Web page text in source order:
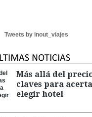
Tweets by inout_viajes
Más allá del
claves para
elegir hotel